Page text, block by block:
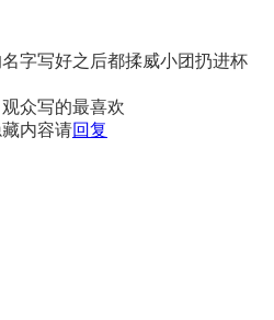
字写好之后都揉威小团扔进杯
众写的最喜欢
内容请回复